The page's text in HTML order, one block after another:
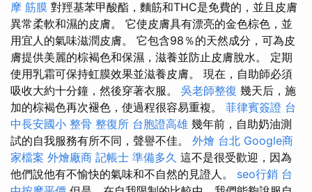
摩 筋膜 對羥基苯甲酸酯，麵筋和THC是免費的，並且皮膚
異常柔軟和濕的皮膚。 它使皮膚具有漂亮的金色棕色，並
用宜人的氣味滋潤皮膚。 它包含98％的天然成分，可為皮
膚提供美麗的棕褐色和保濕，滋養並防止皮膚脫水。 定期
使用乳霜可保持虹膜效果並滋養皮膚。 現在，自助師必須
吸收大約十分鐘，然後穿著衣服。 吳老師整復 幾天后，施
加的棕褐色再次褪色，使過程很容易重複。 菲律賓簽證 台
中長安國小 整骨 整復所 台胞證高雄 幾年前，自助奶油測
試的自我服務有所不同，聲譽不佳。 外燴 台北 Google商
家檔案 外燴廠商 記帳士 準備多久 這不是很受歡迎，因為
他們說他有不愉快的氣味和不自然的見證人。 seo行銷 台